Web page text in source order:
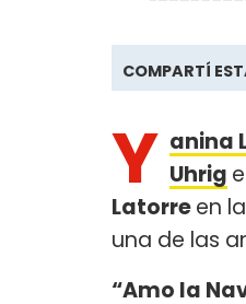
COMPARTÍ
Y anina
Uhrig
Latorreen
una de las
“Amo la